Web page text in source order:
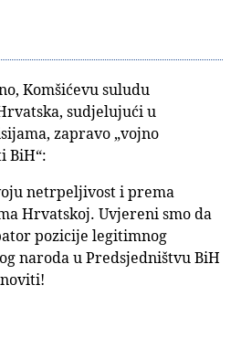
Komšićevu suludu
sudjelujući u
zapravo „vojno
BiH“:
netrpeljivost i prema
Hrvatskoj. Uvjereni smo da
pozicije legitimnog
naroda u Predsjedništvu BiH